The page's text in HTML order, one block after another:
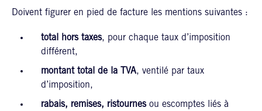
Doivent figurer en pied de facture les mentions suivantes :
total hors taxes, pour chaque taux d’imposition
différent,
montant total de la TVA, ventilé par taux
d’imposition,
rabais, remises, ristournesou escomptes liés à